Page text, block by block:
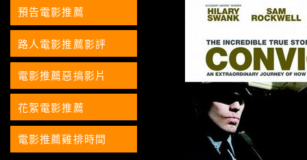
預告電影推薦
路人電影推薦影評
電影推薦惡搞影片
花絮電影推薦
電影推薦雞排時間